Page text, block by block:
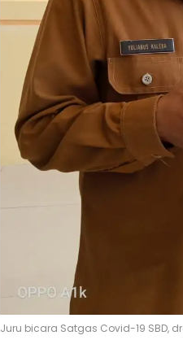
Juru bicara Satgas Covid-19 SBD,